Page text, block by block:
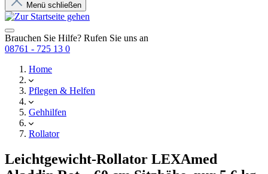
Menü schließen
Brauchen Sie Hilfe? Rufen Sie uns an
08761 - 725 13 0
Home
Pflegen & Helfen
Gehhilfen
Rollator
Leichtgewicht-Rollator LEXAmed